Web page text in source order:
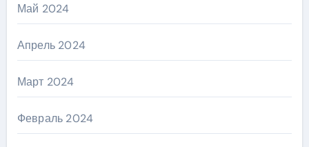
Май 2024
Апрель 2024
Март 2024
Февраль 2024